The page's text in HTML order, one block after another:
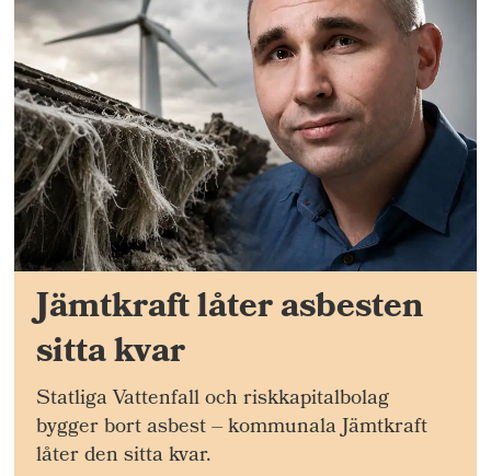
Jämtkraft låter asbesten
sitta kvar
Statliga Vattenfall och riskkapitalbolag
bygger bort asbest – kommunala Jämtkraft
låter den sitta kvar.